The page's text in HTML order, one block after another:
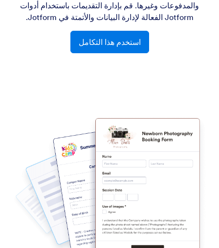
والمدفوعات وغيرها. قم بإدارة التقديمات باستخدام أدوات
Jotform الفعالة لإدارة البيانات والأتمتة في Jotform.
استخدم هذا التكامل